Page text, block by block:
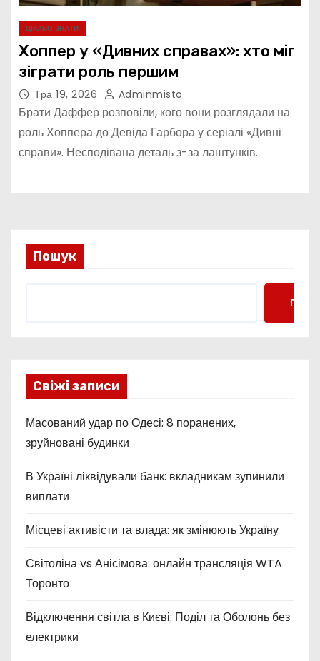
ЦІКАВО ЗНАТИ
Хоппер у «Дивних справах»: хто міг
зіграти роль першим
Тра 19, 2026 Adminmisto
Брати Даффер розповіли, кого вони розглядали на
роль Хоппера до Девіда Гарбора у серіалі «Дивні
справи». Несподівана деталь з-за лаштунків.
Пошук
Свіжі записи
Масований удар по Одесі: 8 поранених,
зруйновані будинки
В Україні ліквідували банк: вкладникам зупинили
виплати
Місцеві активісти та влада: як змінюють Україну
Світоліна vs Анісімова: онлайн трансляція WTA
Торонто
Відключення світла в Києві: Поділ та Оболонь без
електрики